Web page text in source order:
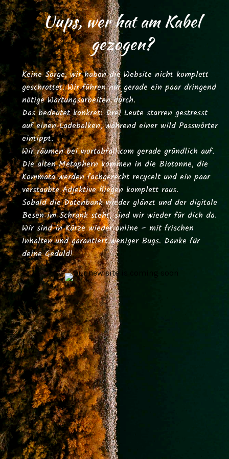
Uups, wer hat am Kabel
gezogen?
Keine Sorge, wir haben die Website nicht komplett
geschrottet. Wir führen nur gerade ein paar dringend
nötige Wartungsarbeiten durch.
Das bedeutet konkret: Drei Leute starren gestresst
auf einen Ladebalken, während einer wild Passwörter
eintippt.
Wir räumen beiwortabfall.com gerade gründlich auf.
Die alten Metaphern kommen in die Biotonne, die
Kommata werden fachgerecht recycelt und ein paar
verstaubte Adjektive fliegen komplett raus.
Sobald die Datenbank wieder glänzt und der digitale
Besen im Schrank steht, sind wir wieder für dich da.
Wir sind in Kürze wieder online – mit frischen
Inhalten und garantiert weniger Bugs. Danke für
deine Geduld!